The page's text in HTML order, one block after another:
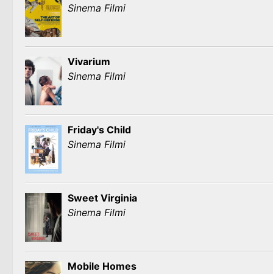
Sinema Filmi
Vivarium
Sinema Filmi
Friday's Child
Sinema Filmi
Sweet Virginia
Sinema Filmi
Mobile Homes